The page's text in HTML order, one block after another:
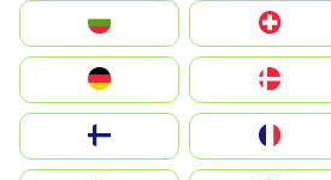
Switzerland
Deutschland
United Kingdom